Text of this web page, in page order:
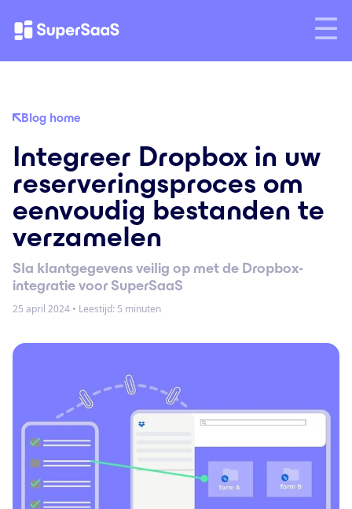
Blog home
Integreer Dropbox in uw
reserveringsproces om
eenvoudig bestanden te
verzamelen
Sla klantgegevens veilig op met de Dropbox-
integratie voor SuperSaaS
25 april 2024 • Leestijd: 5 minuten